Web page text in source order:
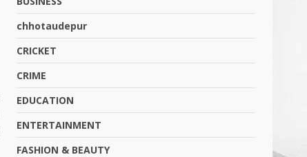
chhotaudepur
CRICKET
CRIME
EDUCATION
ENTERTAINMENT
FASHION & BEAUTY